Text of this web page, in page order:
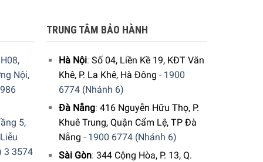
Nội,
5,
3 3574
TRUNG TÂM BẢO HÀNH
Hà Nội: Số 04, Liền Kề 19, KĐT Văn
Khê, P. La Khê, Hà Đông - 1900
6774 (Nhánh 6)
Đà Nẵng: 416 Nguyễn Hữu Thọ, P.
Khuê Trung, Quận Cẩm Lệ, TP Đà
Nẵng - 1900 6774 (Nhánh 6)
Sài Gòn: 344 Cộng Hòa, P. 13, Q.